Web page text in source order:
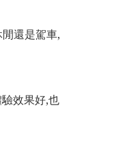
還是駕車,
效果好,也